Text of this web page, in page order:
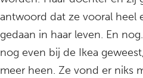
antwoord dat ze vooral heel
gedaan in haar leven. En
nog even bij de Ikea
meer heen. Ze vond er niks